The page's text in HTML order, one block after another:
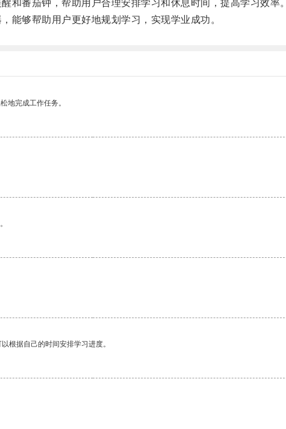
番茄钟，帮助用户合理安排学习和休息时间，提高学习效率。
够帮助用户更好地规划学习，实现学业成功。
地完成工作任务。
根据自己的时间安排学习进度。